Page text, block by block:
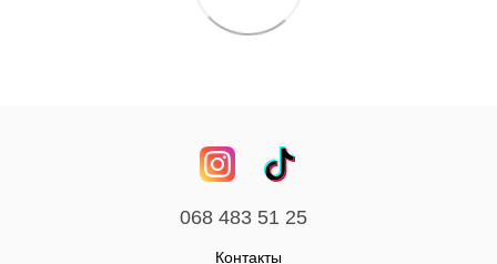
068 483 51 25
Контакты